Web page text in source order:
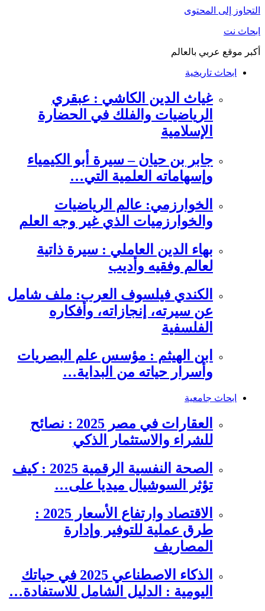
التجاوز إلى المحتوى
ابحاث نت
أكبر موقع عربي بالعالم
ابحاث تاريخية
غياث الدين الكاشي : عبقري
الرياضيات والفلك في الحضارة
الإسلامية
جابر بن حيان – سيرة أبو الكيمياء
وإسهاماته العلمية التي…
الخوارزمي: عالم الرياضيات
والخوارزميات الذي غير وجه العلم
بهاء الدين العاملي : سيرة ذاتية
لعالم وفقيه وأديب
الكندي فيلسوف العرب: ملف شامل
عن سيرته، إنجازاته، وأفكاره
الفلسفية
ابن الهيثم : مؤسس علم البصريات
وأسرار حياته من البداية…
ابحاث جامعية
العقارات في مصر 2025 : نصائح
للشراء والاستثمار الذكي
الصحة النفسية الرقمية 2025 : كيف
تؤثر السوشيال ميديا على…
الاقتصاد وارتفاع الأسعار 2025 :
طرق عملية للتوفير وإدارة
المصاريف
الذكاء الاصطناعي 2025 في حياتك
اليومية : الدليل الشامل للاستفادة…